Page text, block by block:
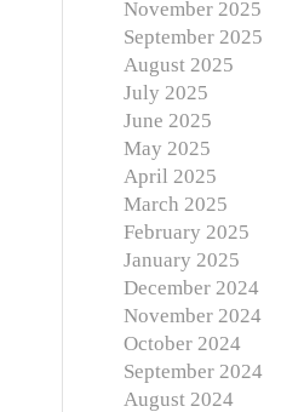
November 2025
September 2025
August 2025
July 2025
June 2025
May 2025
April 2025
March 2025
February 2025
January 2025
December 2024
November 2024
October 2024
September 2024
August 2024